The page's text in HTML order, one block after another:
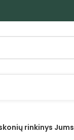
rinkinys